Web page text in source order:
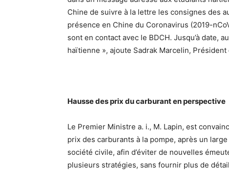
Chine de suivre à la lettre les consignes des
présence en Chine du Coronavirus (2019-
sont en contact avec le BDCH. Jusqu’à date,
haïtienne », ajoute Sadrak Marcelin, Président
Hausse des prix du carburant en perspective
Le Premier Ministre a. i., M. Lapin, est
prix des carburants à la pompe, après un
société civile, afin d’éviter de nouvelles
plusieurs stratégies, sans fournir plus de